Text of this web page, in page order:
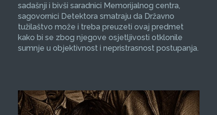
sadašnji i bivši saradnici Memorijalnog centra,
sagovornici Detektora smatraju da Državno
tužilaštvo može i treba preuzeti ovaj predmet
kako bi se zbog njegove osjetljivosti otklonile
sumnje u objektivnost i nepristrasnost postupanja.